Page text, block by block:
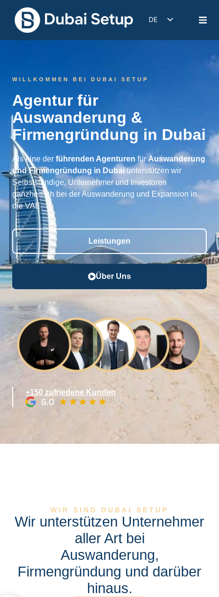
DE
WILLKOMMEN BEI DUBAI SETUP
Agentur für
Auswanderung &
Firmengründung in Dubai
Als eine der führenden Agenturen für Auswanderung
und Firmengründung in Dubaiunterstützen wir
Selbstständige, Unternehmer und Investoren
ganzheitlich bei der Auswanderung und Expansion in
die VAE.
Leistungen
Über Uns
+150 zufriedene Kunden
WIR SIND DUBAI SETUP
Wir unterstützen Unternehmer
aller Art bei
Auswanderung,
Firmengründung und darüber
hinaus.